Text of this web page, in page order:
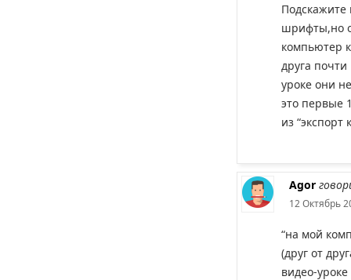
Подскажите
шрифты,но
компьютер
друга
уроке они
это первые
из “экспорт
Agor
12 Октябрь
“на мой
(друг от
видео-